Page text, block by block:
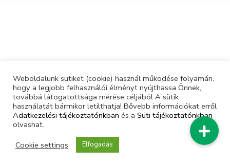
Weboldalunk sütiket (cookie) használ működése folyamán,
hogy a legjobb felhasználói élményt nyújthassa Önnek,
továbbá látogatottsága mérése céljából A sütik
használatát bármikor letilthatja! Bővebb információkat erről
Adatkezelési tájékoztatónkban és a Süti tájékoztatónkban
olvashat.
Cookie settings
Elfogadás